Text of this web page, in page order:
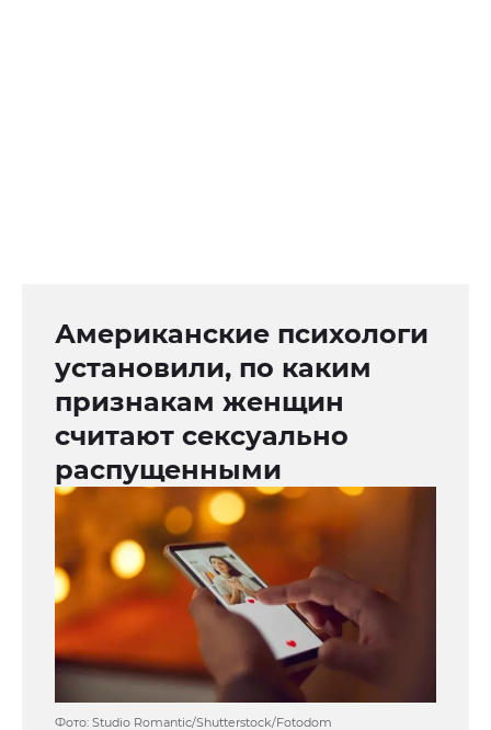
Американские психологи
установили, по каким
признакам женщин
считают сексуально
распущенными
Фото: Studio Romantic/Shutterstock/Fotodom